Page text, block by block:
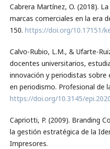
Cabrera Martínez, O. (2018).
marcas comerciales en la era
150. https://doi.org/10.17151/
Calvo-Rubio, L.M., & Ufarte-
docentes universitarios,
innovación y periodistas sobre
en periodismo. Profesional de
https://doi.org/10.3145/
Capriotti, P. (2009). Branding
la gestión estratégica de la
Impresores.